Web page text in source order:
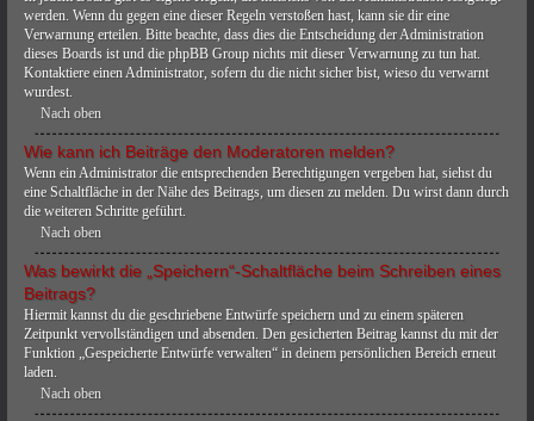
werden. Wenn du gegen eine dieser Regeln verstoßen hast, kann sie dir eine
Verwarnung erteilen. Bitte beachte, dass dies die Entscheidung der Administration
dieses Boards ist und die phpBB Group nichts mit dieser Verwarnung zu tun hat.
Kontaktiere einen Administrator, sofern du die nicht sicher bist, wieso du verwarnt
wurdest.
Nach oben
Wie kann ich Beiträge den Moderatoren melden?
Wenn ein Administrator die entsprechenden Berechtigungen vergeben hat, siehst du
eine Schaltfläche in der Nähe des Beitrags, um diesen zu melden. Du wirst dann durch
die weiteren Schritte geführt.
Nach oben
Was bewirkt die „Speichern“-Schaltfläche beim Schreiben eines
Beitrags?
Hiermit kannst du die geschriebene Entwürfe speichern und zu einem späteren
Zeitpunkt vervollständigen und absenden. Den gesicherten Beitrag kannst du mit der
Funktion „Gespeicherte Entwürfe verwalten“ in deinem persönlichen Bereich erneut
laden.
Nach oben